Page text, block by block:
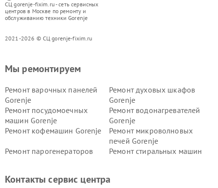
СЦ gorenje-fixim.ru - сеть сервисных
центров в Москве по ремонту и
обслуживанию техники Gorenje
2021-2026 © СЦ gorenje-fixim.ru
Мы ремонтируем
Ремонт варочных панелей
Gorenje
Ремонт духовых шкафов
Gorenje
Ремонт посудомоечных
машин Gorenje
Ремонт водонагревателей
Gorenje
Ремонт кофемашин Gorenje
Ремонт микроволновых
печей Gorenje
Ремонт парогенераторов
Ремонт стиральных машин
Контакты сервис центра